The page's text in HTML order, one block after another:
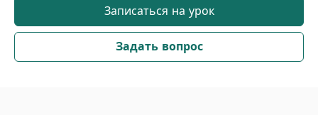
Записаться на урок
Задать вопрос